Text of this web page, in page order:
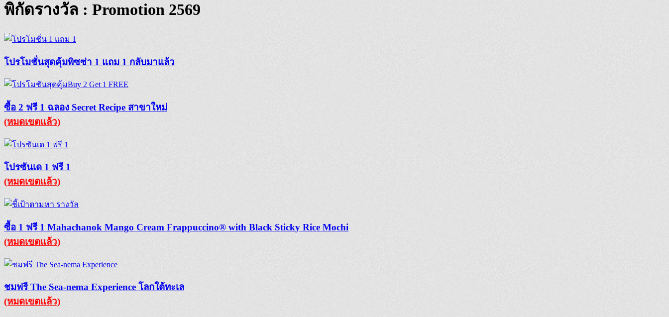
พิกัดรางวัล : Promotion 2569
โปรโมชั่นสุดคุ้มพิซซ่า 1 แถม 1 กลับมาแล้ว
ซื้อ 2 ฟรี 1 ฉลอง Secret Recipe สาขาใหม่
(หมดเขตแล้ว)
โปรซันเด 1 ฟรี 1
(หมดเขตแล้ว)
ซื้อ 1 ฟรี 1 Mahachanok Mango Cream Frappuccino® with Black Sticky Rice Mochi
(หมดเขตแล้ว)
ชมฟรี The Sea-nema Experience โลกใต้ทะเล
(หมดเขตแล้ว)